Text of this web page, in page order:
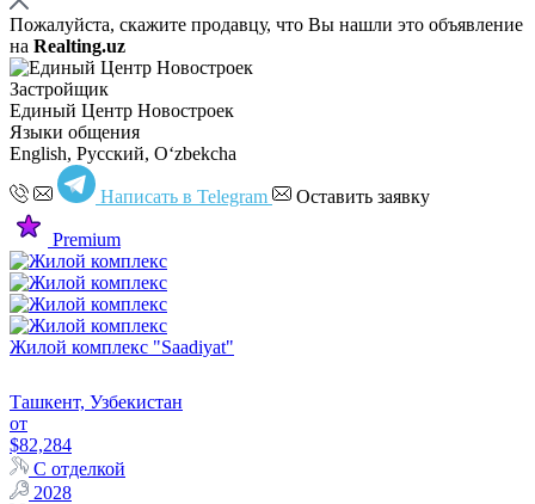
Пожалуйста, скажите продавцу, что Вы нашли это объявление
на Realting.uz
Застройщик
Единый Центр Новостроек
Языки общения
English, Русский, Oʻzbekcha
Написать в Telegram Оставить заявку
Premium
Жилой комплекс "Saadiyat"
Ташкент, Узбекистан
от
$82,284
С отделкой
2028